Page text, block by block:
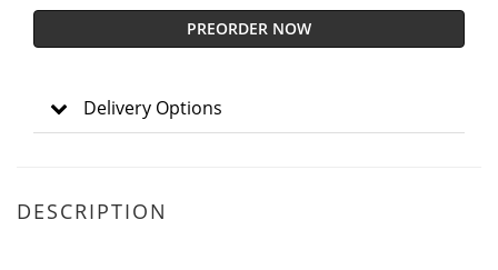
PREORDER NOW
Delivery Options
DESCRIPTION